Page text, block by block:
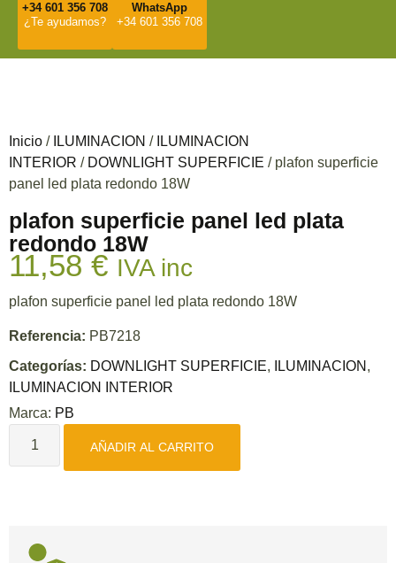
+34 601 356 708
¿Te ayudamos?
WhatsApp
+34 601 356 708
Inicio / ILUMINACION / ILUMINACION
INTERIOR / DOWNLIGHT SUPERFICIE / plafon superficie
panel led plata redondo 18W
plafon superficie panel led plata
redondo 18W
11,58 € IVA inc
plafon superficie panel led plata redondo 18W
Referencia: PB7218
Categorías: DOWNLIGHT SUPERFICIE, ILUMINACION ,
ILUMINACION INTERIOR
Marca: PB
AÑADIR AL CARRITO